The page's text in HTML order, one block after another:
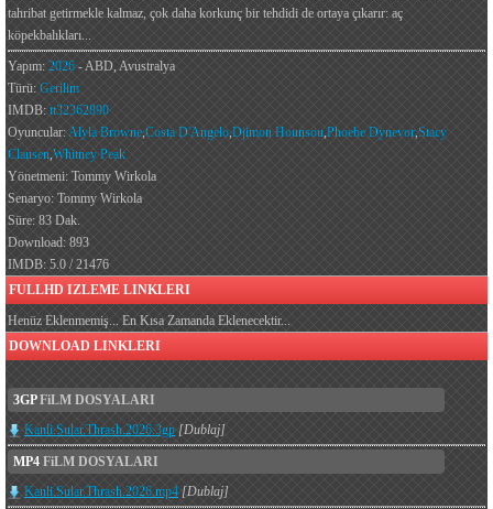
tahribat getirmekle kalmaz, çok daha korkunç bir tehdidi de ortaya çıkarır: aç
köpekbalıkları...
Yapım: 2026 - ABD, Avustralya
Türü: Gerilim
IMDB: tt32362890
Oyuncular:Alyla Browne,Costa D'Angelo,Djimon Hounsou,Phoebe Dynevor,Stacy
Clausen,Whitney Peak
Yönetmeni: Tommy Wirkola
Senaryo: Tommy Wirkola
Süre: 83 Dak.
Download: 893
IMDB: 5.0 / 21476
FULLHD IZLEME LINKLERI
Henüz Eklenmemiş... En Kısa Zamanda Eklenecektir...
DOWNLOAD LINKLERI
3GPFiLM DOSYALARI
Kanli.Sular.Thrash.2026.3gp [Dublaj]
MP4 FiLM DOSYALARI
Kanli.Sular.Thrash.2026.mp4 [Dublaj]